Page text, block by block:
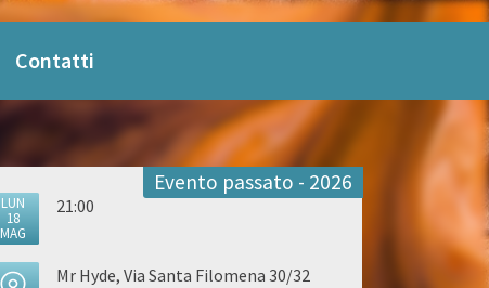
Contatti
Evento passato - 2026
LUN
18
MAG
21:00
Mr Hyde, Via Santa Filomena 30/32